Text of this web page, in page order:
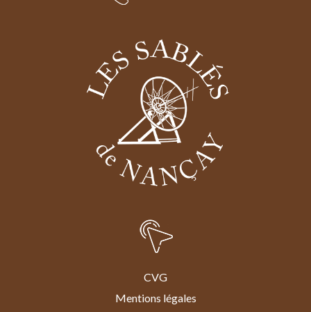
CVG
Mentions légales